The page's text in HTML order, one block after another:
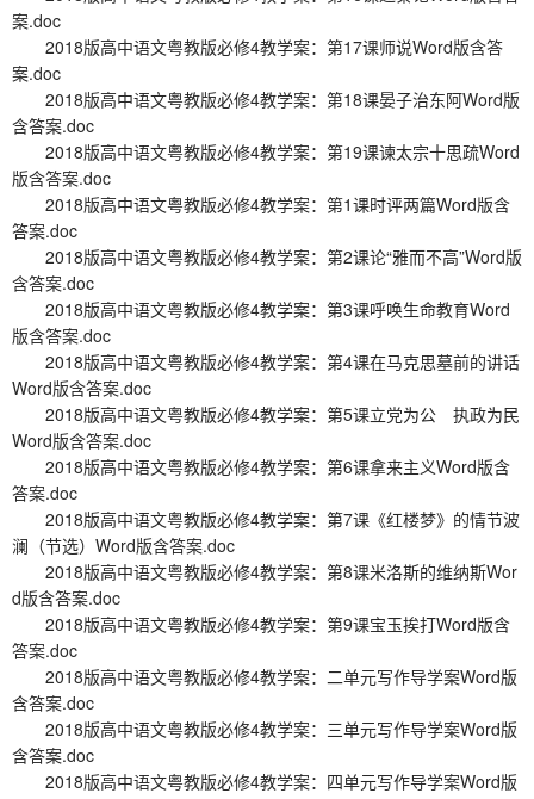
案.doc
2018版高中语文粤教版必修4教学案：第17课师说Word版含答
案.doc
2018版高中语文粤教版必修4教学案：第18课晏子治东阿Word版
含答案.doc
2018版高中语文粤教版必修4教学案：第19课谏太宗十思疏Word
版含答案.doc
2018版高中语文粤教版必修4教学案：第1课时评两篇Word版含
答案.doc
2018版高中语文粤教版必修4教学案：第2课论“雅而不高”Word版
含答案.doc
2018版高中语文粤教版必修4教学案：第3课呼唤生命教育Word
版含答案.doc
2018版高中语文粤教版必修4教学案：第4课在马克思墓前的讲话
Word版含答案.doc
2018版高中语文粤教版必修4教学案：第5课立党为公 执政为民
Word版含答案.doc
2018版高中语文粤教版必修4教学案：第6课拿来主义Word版含
答案.doc
2018版高中语文粤教版必修4教学案：第7课《红楼梦》的情节波
澜（节选）Word版含答案.doc
2018版高中语文粤教版必修4教学案：第8课米洛斯的维纳斯Wor
d版含答案.doc
2018版高中语文粤教版必修4教学案：第9课宝玉挨打Word版含
答案.doc
2018版高中语文粤教版必修4教学案：二单元写作导学案Word版
含答案.doc
2018版高中语文粤教版必修4教学案：三单元写作导学案Word版
含答案.doc
2018版高中语文粤教版必修4教学案：四单元写作导学案Word版